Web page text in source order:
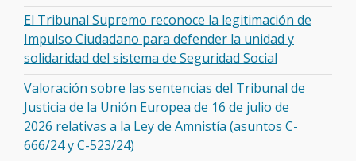
El Tribunal Supremo reconoce la legitimación de
Impulso Ciudadano para defender la unidad y
solidaridad del sistema de Seguridad Social
Valoración sobre las sentencias del Tribunal de
Justicia de la Unión Europea de 16 de julio de
2026 relativas a la Ley de Amnistía (asuntos C-
666/24 y C-523/24)